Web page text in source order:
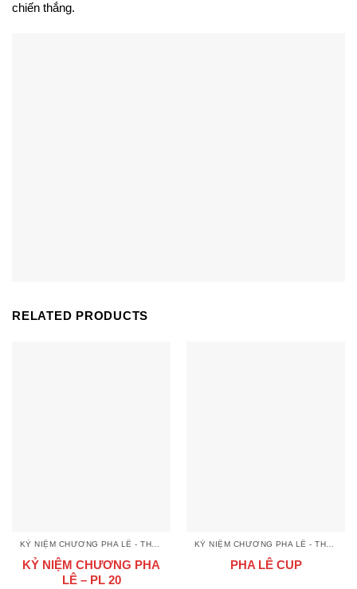
chiến thắng.
RELATED PRODUCTS
KỶ NIỆM CHƯƠNG PHA
LÊ – PL 20
PHA LÊ CUP